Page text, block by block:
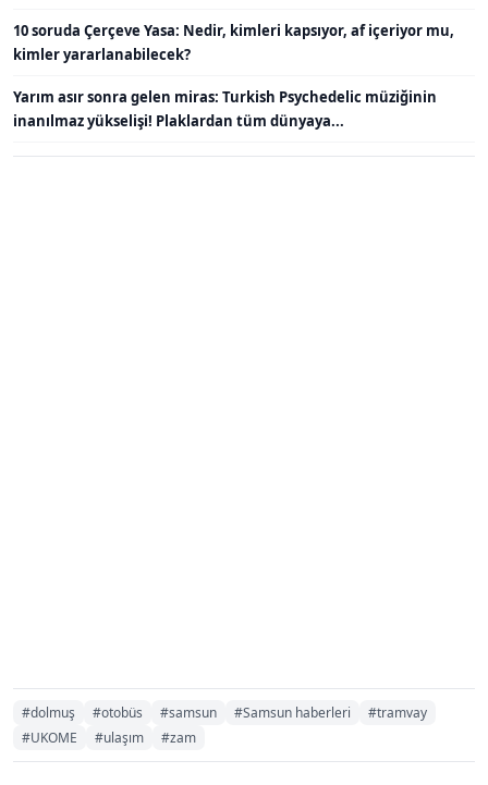
10 soruda Çerçeve Yasa: Nedir, kimleri kapsıyor, af içeriyor mu,
kimler yararlanabilecek?
Yarım asır sonra gelen miras: Turkish Psychedelic müziğinin
inanılmaz yükselişi! Plaklardan tüm dünyaya...
#dolmuş #otobüs #samsun #Samsun haberleri
#tramvay
#UKOME
#ulaşım #zam